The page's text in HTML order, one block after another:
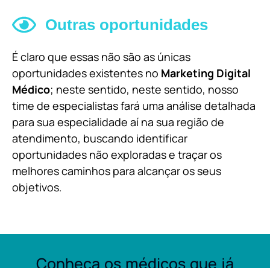
Outras oportunidades
É claro que essas não são as únicas
oportunidades existentes no Marketing Digital
Médico; neste sentido, neste sentido, nosso
time de especialistas fará uma análise detalhada
para sua especialidade aí na sua região de
atendimento, buscando identificar
oportunidades não exploradas e traçar os
melhores caminhos para alcançar os seus
objetivos.
Conheça os médicos que já